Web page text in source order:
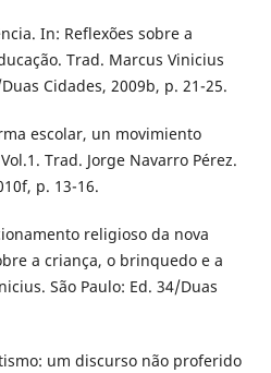
In: Reflexões sobre a
Trad. Marcus Vinicius
Cidades, 2009b, p. 21-25.
escolar, un movimiento
Trad. Jorge Navarro Pérez.
p. 13-16.
religioso da nova
a criança, o brinquedo e a
São Paulo: Ed. 34/Duas
um discurso não proferido